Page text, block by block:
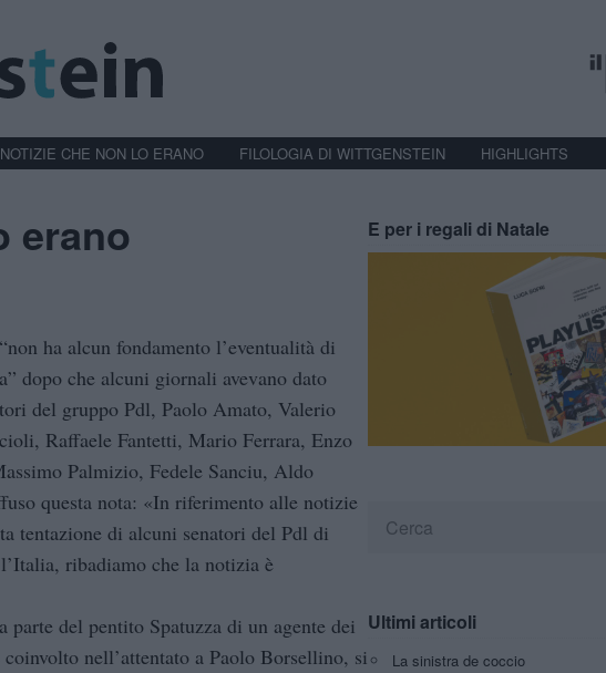
NOTIZIE CHE NON LO ERANO FILOLOGIA DI WITTGENSTEIN HIGHLIGHTS
erano
ha alcun fondamento l’eventualità di
dopo che alcuni giornali avevano dato
del gruppo Pdl, Paolo Amato, Valerio
Raffaele Fantetti, Mario Ferrara, Enzo
Palmizio, Fedele Sanciu, Aldo
questa nota: «In riferimento alle notizie
tentazione di alcuni senatori del Pdl di
ribadiamo che la notizia è
del pentito Spatuzza di un agente dei
nell’attentato a Paolo Borsellino, si
E per i regali di Natale
Ultimi articoli
La sinistra de coccio